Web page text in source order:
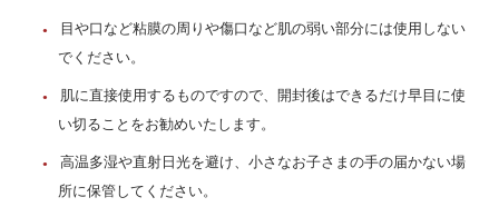
目や口など粘膜の周りや傷口など肌の弱い部分には使用しない
でください。
肌に直接使用するものですので、開封後はできるだけ早目に使
い切ることをお勧めいたします。
高温多湿や直射日光を避け、小さなお子さまの手の届かない場
所に保管してください。